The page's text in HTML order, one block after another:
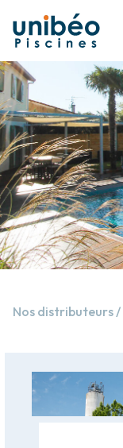
Nos distributeurs